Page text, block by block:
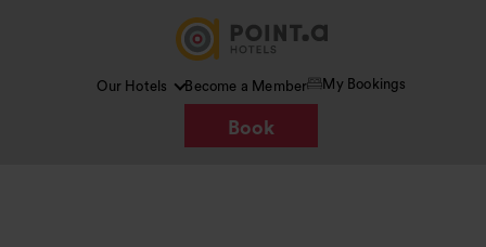
Our Hotels Become a Member My Bookings
Book